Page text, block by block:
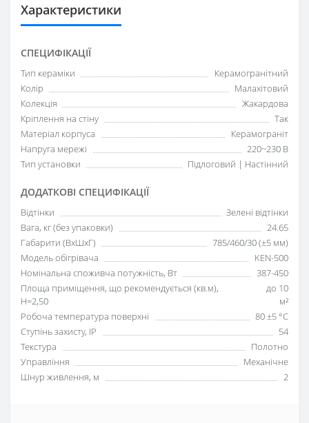
Характеристики
СПЕЦИФІКАЦІЇ
Тип кераміки
Керамогранітний
Колір
Малахітовий
Колекція
Жакардова
Кріплення на стіну
Так
Матеріал корпуса
Керамограніт
Напруга мережі
220~230 В
Тип установки
Підлоговий | Настінний
ДОДАТКОВІ СПЕЦИФІКАЦІЇ
Відтінки
Зелені відтінки
Вага, кг (без упаковки)
24.65
Габарити (ВхШхГ)
785/460/30 (±5 мм)
Модель обігрівача
KEN-500
Номінальна споживча потужність, Вт
387-450
Площа приміщення, що рекомендується (кв.м),
H=2,50
до 10
м²
Робоча температура поверхні
80 ±5 °С
Ступінь захисту, IP
54
Текстура
Полотно
Управління
Механічне
Шнур живлення, м
2